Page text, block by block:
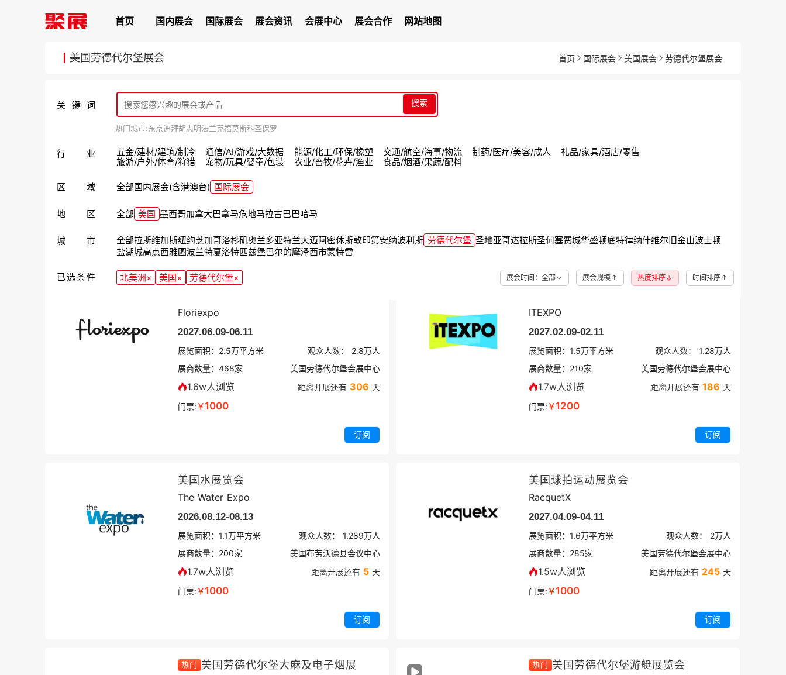
首页 国内展会 国际展会 展会资讯 会展中心 展会合作 网站地图
美国劳德代尔堡展会 首页 国际展会 美国展会 劳德代尔堡展会
Floriexpo
2027.06.09-06.11
展览面积： 2.5万平方米 观众人数： 2.8万人
展商数量： 468家 美国劳德代尔堡会展中心
1.6w人浏览 距离开展还有 306 天
门票:￥1000
订阅
ITEXPO
2027.02.09-02.11
展览面积： 1.5万平方米 观众人数： 1.28万人
展商数量： 210家 美国劳德代尔堡会展中心
1.7w人浏览 距离开展还有 186 天
门票:￥1200
订阅
美国水展览会
The Water Expo
2026.08.12-08.13
展览面积： 1.1万平方米 观众人数： 1.289万人
展商数量： 200家 美国布劳沃德县会议中心
1.7w人浏览 距离开展还有 5 天
门票:￥1000
订阅
美国球拍运动展览会
RacquetX
2027.04.09-04.11
展览面积： 1.6万平方米 观众人数： 2万人
展商数量： 285家 美国劳德代尔堡会展中心
1.5w人浏览 距离开展还有 245 天
门票:￥1000
订阅
热门 美国劳德代尔堡大麻及电子烟展 热门 美国劳德代尔堡游艇展览会
关键词 搜索
热门城市:东京迪拜胡志明法兰克福莫斯科圣保罗
行业 五金/建材/建筑/制冷 通信/AI/游戏/大数据 能源/化工/环保/橡塑 交通/航空/海事/物流 制药/医疗/美容/成人
礼品/家具/酒店/零售
旅游/户外/体育/狩猎
宠物/玩具/婴童/包装 农业/畜牧/花卉/渔业 食品/烟酒/果蔬/配料
区域 全部国内展会(含港澳台) 国际展会
地区 全部 美国 墨西哥加拿大巴拿马危地马拉古巴巴哈马
城市 全部拉斯维加斯纽约芝加哥洛杉矶奥兰多亚特兰大迈阿密休斯敦印第安纳波利斯 劳德代尔堡 圣地亚哥达拉斯圣何塞费城华盛顿底特律纳什维尔旧金山波士顿
盐湖城高点西雅图波兰特夏洛特匹兹堡巴尔的摩泽西市蒙特雷
已选条件 北美洲× 美国× 劳德代尔堡× 展会时间：全部 展会规模 热度排序 时间排序